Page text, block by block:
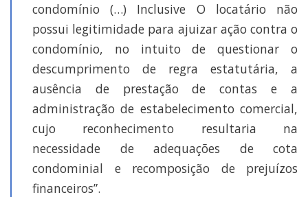
condomínio (…) Inclusive O locatário não
possui legitimidade para ajuizar ação contra o
condomínio, no intuito de questionar o
descumprimento de regra estatutária, a
ausência de prestação de contas e a
administração de estabelecimento comercial,
cujo reconhecimento resultaria na
necessidade de adequações de cota
condominial e recomposição de prejuízos
financeiros”.